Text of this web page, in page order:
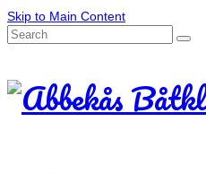
Skip to Main Content
Search